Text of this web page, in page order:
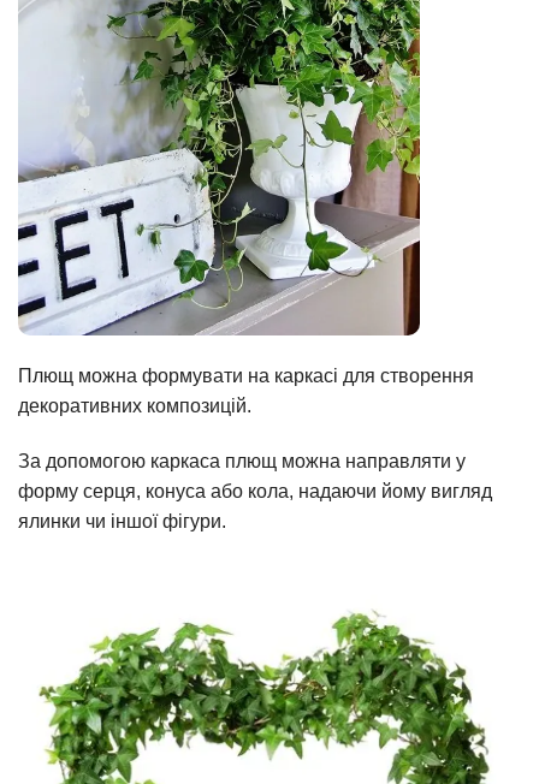
Плющ можна формувати на каркасі для створення
декоративних композицій.
За допомогою каркаса плющ можна направляти у
форму серця, конуса або кола, надаючи йому вигляд
ялинки чи іншої фігури.